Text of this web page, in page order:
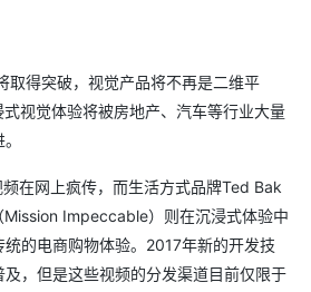
取得突破，视觉产品将不再是二维平
视觉体验将被房地产、汽车等行业大量
在网上疯传，而生活方式品牌Ted Bak
Impeccable）则在沉浸式体验中
的电商购物体验。2017年新的开发技
，但是这些视频的分发渠道目前仅限于